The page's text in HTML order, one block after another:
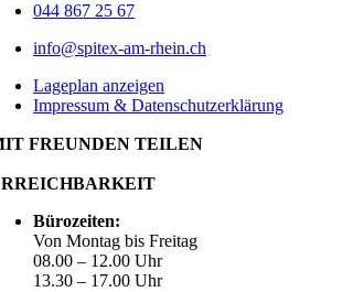
044 867 25 67
info@spitex-am-rhein.ch
Lageplan anzeigen
Impressum & Datenschutzerklärung
FREUNDEN TEILEN
Bürozeiten:
Von Montag bis Freitag
08.00 – 12.00 Uhr
13.30 – 17.00 Uhr